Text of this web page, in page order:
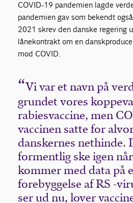
COVID-19 pandemien lagde
pandemien gav som bekendt
2021 skrev den danske regering
lånekontrakt om en
mod COVID.
Vi var et navn på
grundet vores
rabiesvaccine, men
vaccinen satte for
danskernes nethinde.
formentlig ske igen
kommer med data på
forebyggelse af RS -
ser ud nu, lover